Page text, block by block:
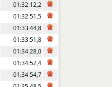
01:32:12,2
01:32:51,5
01:33:44,8
01:33:51,8
01:34:28,0
01:34:52,4
01:34:54,7